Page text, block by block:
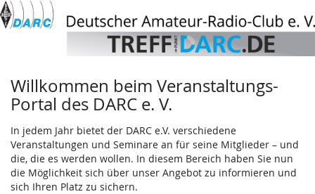
Zum
Haupt-
Deutscher
Amateur-
Radio-
Club
e.
V.
Willkommen beim Veranstaltungs-
Portal des DARC e. V.
In jedem Jahr bietet der DARC e.V. verschiedene
Veranstaltungen und Seminare an für seine Mitglieder – und
die, die es werden wollen. In diesem Bereich haben Sie nun
die Möglichkeit sich über unser Angebot zu informieren und
sich Ihren Platz zu sichern.